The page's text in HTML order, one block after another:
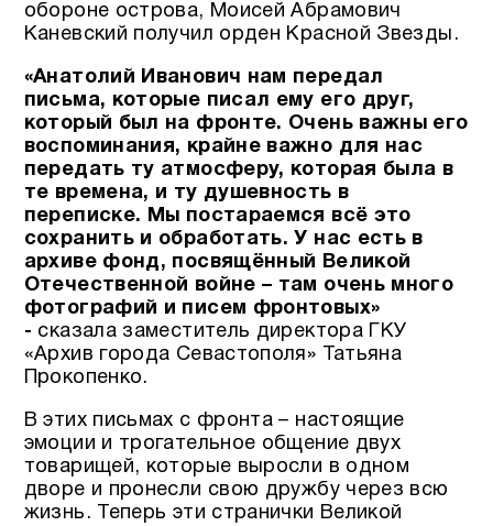
обороне острова, Моисей Абрамович
Каневский получил орден Красной Звезды.
«Анатолий Иванович нам передал
письма, которые писал ему его друг,
который был на фронте. Очень важны его
воспоминания, крайне важно для нас
передать ту атмосферу, которая была в
те времена, и ту душевность в
переписке. Мы постараемся всё это
сохранить и обработать. У нас есть в
архиве фонд, посвящённый Великой
Отечественной войне – там очень много
фотографий и писем фронтовых»
- сказала заместитель директора ГКУ
«Архив города Севастополя» Татьяна
Прокопенко.
В этих письмах с фронта – настоящие
эмоции и трогательное общение двух
товарищей, которые выросли в одном
дворе и пронесли свою дружбу через всю
жизнь. Теперь эти странички Великой